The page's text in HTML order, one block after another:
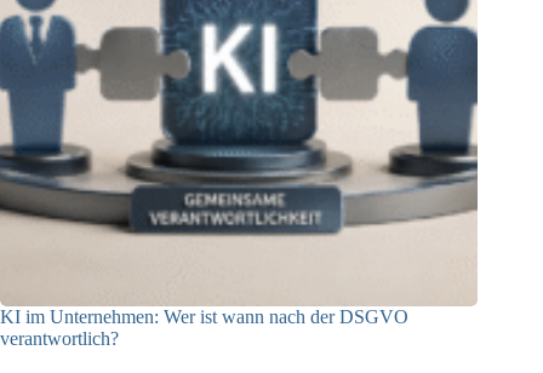
KI im Unternehmen: Wer ist wann nach der DSGVO
verantwortlich?